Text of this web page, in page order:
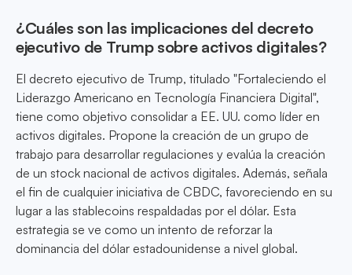
¿Cuáles son las implicaciones del decreto
ejecutivo de Trump sobre activos digitales?
El decreto ejecutivo de Trump, titulado "Fortaleciendo el
Liderazgo Americano en Tecnología Financiera Digital",
tiene como objetivo consolidar a EE. UU. como líder en
activos digitales. Propone la creación de un grupo de
trabajo para desarrollar regulaciones y evalúa la creación
de un stock nacional de activos digitales. Además, señala
el fin de cualquier iniciativa de CBDC, favoreciendo en su
lugar a las stablecoins respaldadas por el dólar. Esta
estrategia se ve como un intento de reforzar la
dominancia del dólar estadounidense a nivel global.